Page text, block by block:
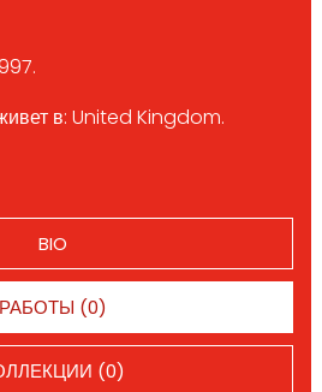
в: United Kingdom.
BIO
РАБОТЫ (0)
(0)